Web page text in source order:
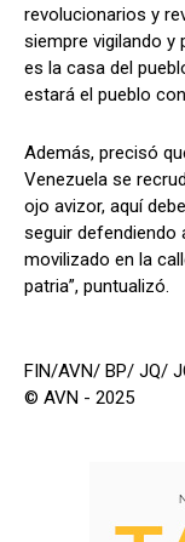
revolucionarios y
siempre vigilando y
es la casa del
estará el pueblo
Además, precisó
Venezuela se
ojo avizor, aquí
seguir defendiendo
movilizado en la
patria”, puntualizó.
FIN/AVN/ BP/ JQ/
© AVN - 2025